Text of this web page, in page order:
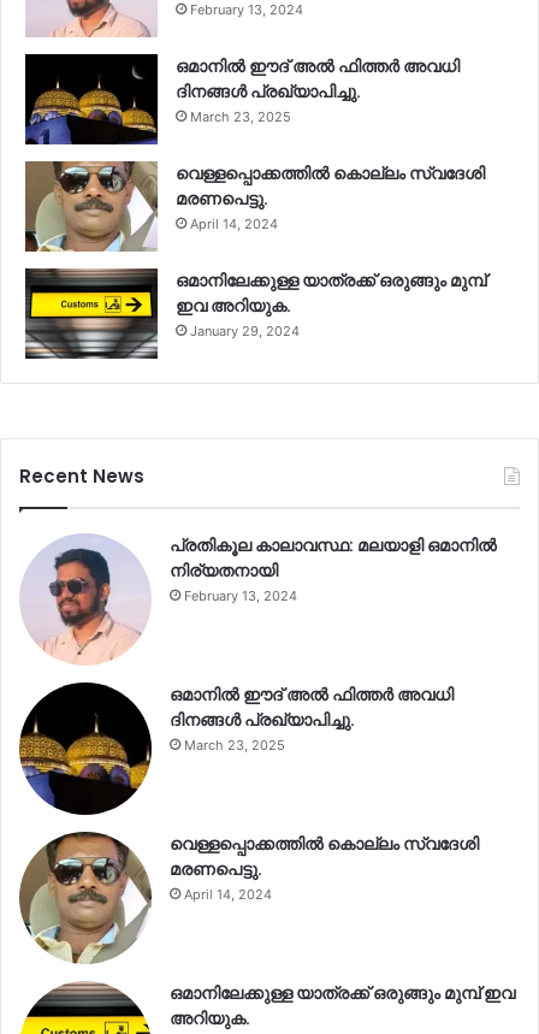
February 13, 2024
ഒമാനിൽ ഈദ് അൽ ഫിത്തർ അവധി
ദിനങ്ങൾ പ്രഖ്യാപിച്ചു.
March 23, 2025
വെള്ളപ്പൊക്കത്തിൽ കൊല്ലം സ്വദേശി
മരണപെട്ടു.
April 14, 2024
ഒമാനിലേക്കുള്ള യാത്രക്ക് ഒരുങ്ങും മുമ്പ്
ഇവ അറിയുക.
January 29, 2024
Recent News
പ്രതികൂല കാലാവസ്ഥ: മലയാളി ഒമാനിൽ
നിര്യതനായി
February 13, 2024
ഒമാനിൽ ഈദ് അൽ ഫിത്തർ അവധി
ദിനങ്ങൾ പ്രഖ്യാപിച്ചു.
March 23, 2025
വെള്ളപ്പൊക്കത്തിൽ കൊല്ലം സ്വദേശി
മരണപെട്ടു.
April 14, 2024
ഒമാനിലേക്കുള്ള യാത്രക്ക് ഒരുങ്ങും മുമ്പ് ഇവ
അറിയുക.